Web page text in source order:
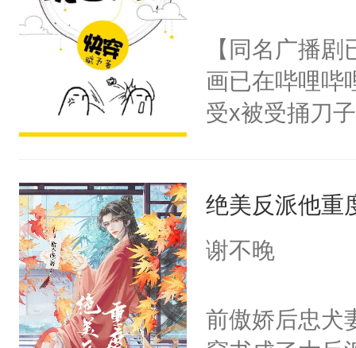
卫天还没亮
腰：“陛下，
不好了！”“那
小白莲：“嘤
胡说，我没碰
不愧是大佬，
悉，嗷？这不
朝，一个从
为三种性别。
构与男子相同
了一颗红色的
人，最终坐上
【同名广播
画已在哔哩哔
受x被受捅刀
病，一个个的
上了还是无动
间变脸背叛他
的恶事他都对
绝美反派他重
谢不晚
前傲娇后忠犬